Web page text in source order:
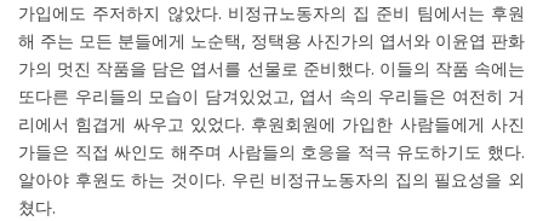
가입에도 주저하지 않았다. 비정규노동자의 집 준비 팀에서는 후원
해 주는 모든 분들에게 노순택, 정택용 사진가의 엽서와 이윤엽 판화
가의 멋진 작품을 담은 엽서를 선물로 준비했다. 이들의 작품 속에는
또다른 우리들의 모습이 담겨있었고, 엽서 속의 우리들은 여전히 거
리에서 힘겹게 싸우고 있었다. 후원회원에 가입한 사람들에게 사진
가들은 직접 싸인도 해주며 사람들의 호응을 적극 유도하기도 했다.
알아야 후원도 하는 것이다. 우린 비정규노동자의 집의 필요성을 외
쳤다.